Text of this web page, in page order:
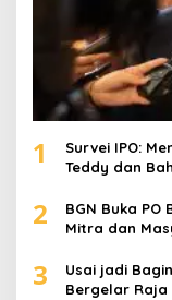
1
Survei IPO:
Teddy dan
2
BGN Buka PO
Mitra dan
3
Usai jadi
Bergelar Raja